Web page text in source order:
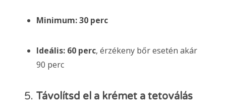
Minimum: 30 perc
Ideális: 60 perc, érzékeny bőr esetén akár
90 perc
5. Távolítsd el a krémet a tetoválás